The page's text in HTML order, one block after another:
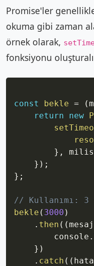
Promise'ler
okuma gibi zaman
örnek olarak,
fonksiyonu
const bekle = (
return
new
} ,
} ) ;
} ;
// Kullanımı: 3
bekle ( 3000 )
. then ( (mesaj
        console
.
} )
. catch ( ( hata